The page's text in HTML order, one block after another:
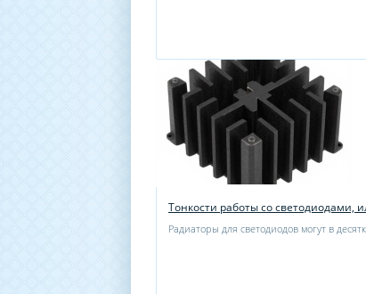
Тонкости работы со светодиодами,
Радиаторы для светодиодов могут в